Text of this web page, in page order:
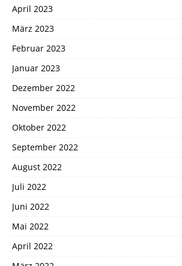
April 2023
März 2023
Februar 2023
Januar 2023
Dezember 2022
November 2022
Oktober 2022
September 2022
August 2022
Juli 2022
Juni 2022
Mai 2022
April 2022